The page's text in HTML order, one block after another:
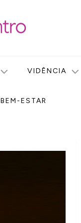
VIDÊNCIA
BEM-ESTAR